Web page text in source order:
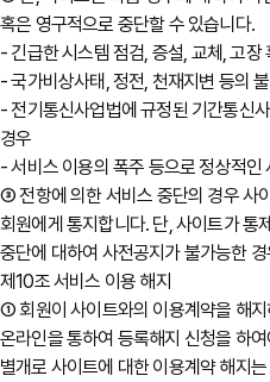
혹은 영구적으로 중단할 수 있습니다.
- 긴급한 시스템 점검, 증설, 교체, 고
- 국가비상사태, 정전, 천재지변 등의
- 전기통신사업법에 규정된 기간통신
경우
- 서비스 이용의 폭주 등으로 정상적
③ 전항에 의한 서비스 중단의 경우 사
회원에게 통지합니다. 단, 사이트가 통
중단에 대하여 사전공지가 불가능한
제10조 서비스 이용 해지
① 회원이 사이트와의 이용계약을 해지
온라인을 통하여 등록해지 신청을 하
별개로 사이트에 대한 이용계약 해지